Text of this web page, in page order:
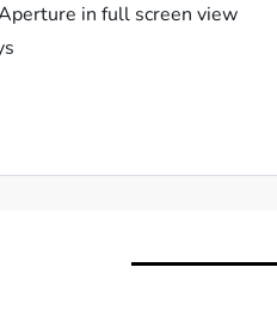
in full screen view